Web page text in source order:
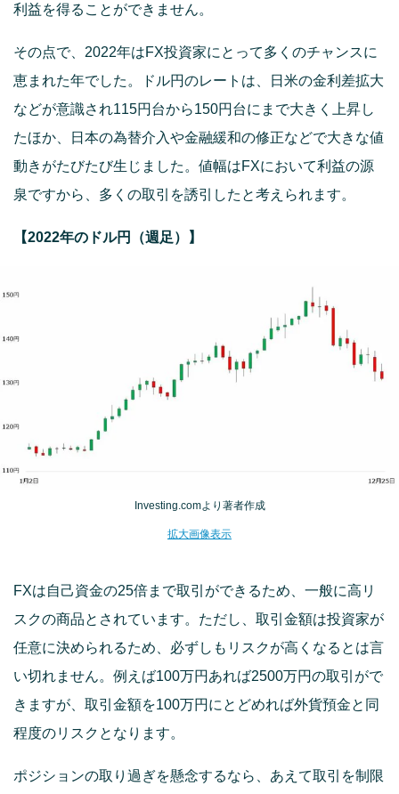
利益を得ることができません。
その点で、2022年はFX投資家にとって多くのチャンスに
恵まれた年でした。ドル円のレートは、日米の金利差拡大
などが意識され115円台から150円台にまで大きく上昇し
たほか、日本の為替介入や金融緩和の修正などで大きな値
動きがたびたび生じました。値幅はFXにおいて利益の源
泉ですから、多くの取引を誘引したと考えられます。
【2022年のドル円（週足）】
Investing.comより著者作成
拡大画像表示
FXは自己資金の25倍まで取引ができるため、一般に高リ
スクの商品とされています。ただし、取引金額は投資家が
任意に決められるため、必ずしもリスクが高くなるとは言
い切れません。例えば100万円あれば2500万円の取引がで
きますが、取引金額を100万円にとどめれば外貨預金と同
程度のリスクとなります。
ポジションの取り過ぎを懸念するなら、あえて取引を制限